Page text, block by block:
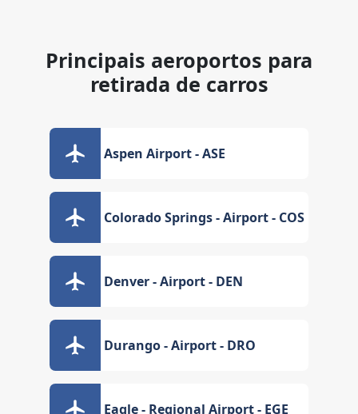
Principais aeroportos para
retirada de carros
Aspen Airport - ASE
Colorado Springs - Airport - COS
Denver - Airport - DEN
Durango - Airport - DRO
Eagle - Regional Airport - EGE